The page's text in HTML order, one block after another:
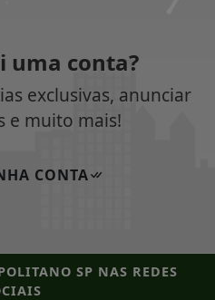
uma conta?
exclusivas, anunciar
e muito mais!
CONTA
SP NAS REDES